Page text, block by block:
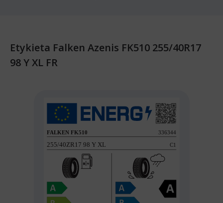
Etykieta Falken Azenis FK510 255/40R17
98 Y XL FR